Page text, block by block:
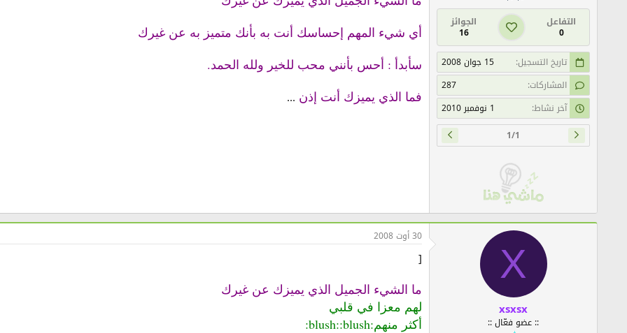
التفاعل
0
الجوائز
16
تاريخ التسجيل
15 جوان 2008
المشاركات
287
آخر نشاط
1 نوفمبر 2010
1/1
أي شيء المهم إحساسك أنت به بأنك متميز به عن غيرك
سأبدأ : أحس بأنني محب للخير ولله الحمد.
فما الذي يميزك أنت إذن ...
X
xsxsx
:: عضو فعّال ::
30 أوت 2008
[
ما الشيء الجميل الذي يميزك عن غيرك
لهم معزا في قلبي
أكثر منهم:blush::blush: